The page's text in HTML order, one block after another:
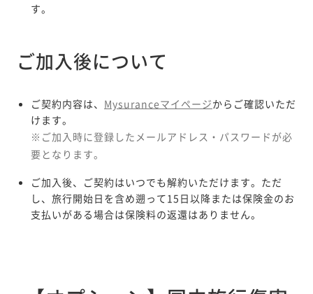
す。
ご加入後について
ご契約内容は、 Mysuranceマイページからご確認いただ
けます。
※ご加入時に登録したメールアドレス・パスワードが必
要となります。
ご加入後、ご契約はいつでも解約いただけます。ただ
し、旅行開始日を含め遡って15日以降または保険金のお
支払いがある場合は保険料の返還はありません。